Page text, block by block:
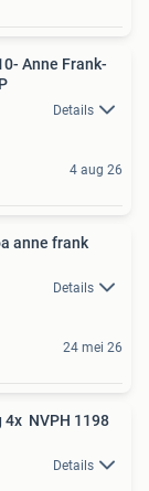
Details
4 aug 26
anne frank
Details
24 mei 26
NVPH 1198
Details